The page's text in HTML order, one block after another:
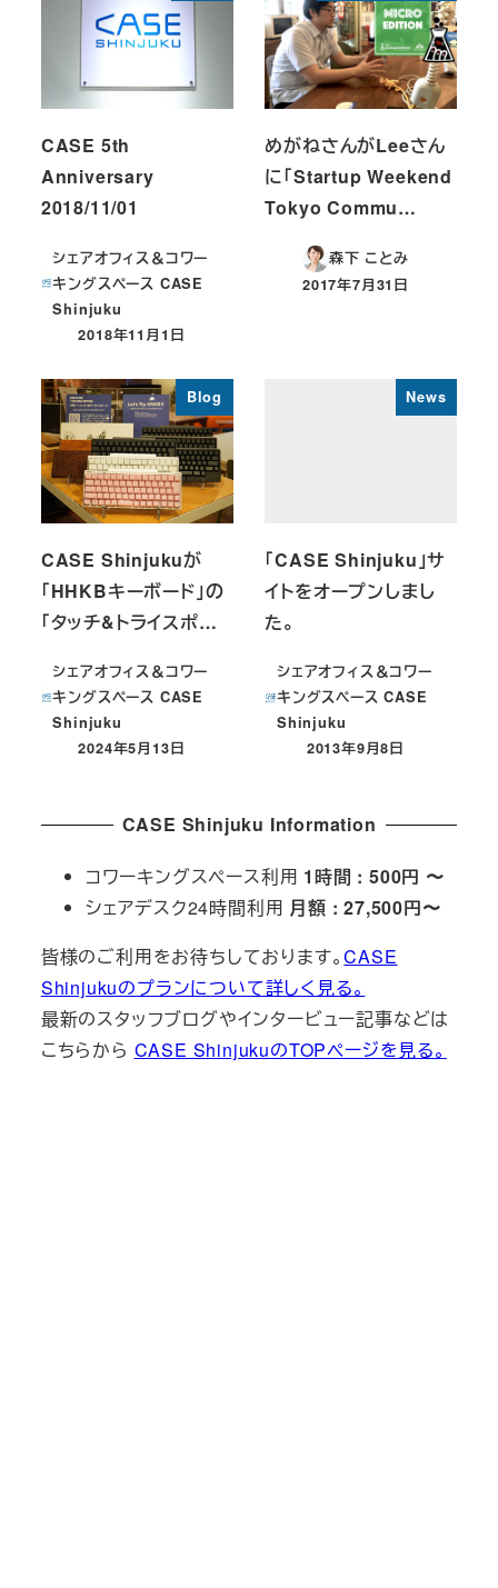
CASE 5th
Anniversary
2018/11/01
シェアオフィス＆コワー
キングスペース CASE
Shinjuku
投稿日
2018年11月1日
めがねさんがLeeさん
に「Startup Weekend
Tokyo Commu…
森下 ことみ
投稿日
2017年7月31日
Blog
CASE Shinjukuが
「HHKBキーボード」の
「タッチ&トライスポ…
シェアオフィス＆コワー
キングスペース CASE
Shinjuku
投稿日
2024年5月13日
News
「CASE Shinjuku」サ
イトをオープンしまし
た。
シェアオフィス＆コワー
キングスペース CASE
Shinjuku
投稿日
2013年9月8日
CASE Shinjuku Information
コワーキングスペース利用 1時間 : 500円 〜
シェアデスク24時間利用 月額 : 27,500円〜
皆様のご利用をお待ちしております。CASE
Shinjukuのプランについて詳しく見る。
最新のスタッフブログやインタービュー記事などは
こちらから CASE ShinjukuのTOPページを見る。